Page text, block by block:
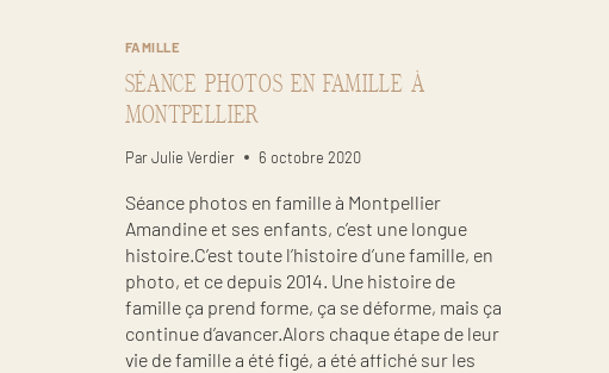
FAMILLE
SÉANCE PHOTOS EN FAMILLE À
MONTPELLIER
Par Julie Verdier 6 octobre 2020
Séance photos en famille à Montpellier
Amandine et ses enfants, c’est une longue
histoire.C’est toute l’histoire d’une famille, en
photo, et ce depuis 2014. Une histoire de
famille ça prend forme, ça se déforme, mais ça
continue d’avancer.Alors chaque étape de leur
vie de famille a été figé, a été affiché sur les